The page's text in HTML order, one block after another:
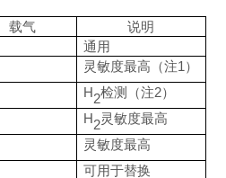
载气
说明
通用
灵敏度最高（注1 ）
H2检测（注2）
H2灵敏度最高
灵敏度最高
可用于替换